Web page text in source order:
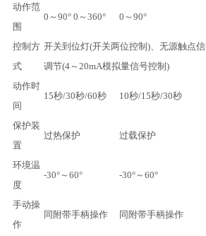
动作范
围
0～90° 0～360° 0～90°
控制方
式
开关到位灯(开关两位控制)、无源触点
调节(4～20mA模拟量信号控制)
动作时
间
15秒/30秒/60秒 10秒/15秒/30秒
保护装
置
过热保护 过载保护
环境温
度
-30°～60° -30°～60°
手动操
作
同附带手柄操作 同附带手柄操作